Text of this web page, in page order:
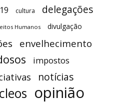
cultura delegações
Humanos divulgação
envelhecimento
impostos
notícias
opinião